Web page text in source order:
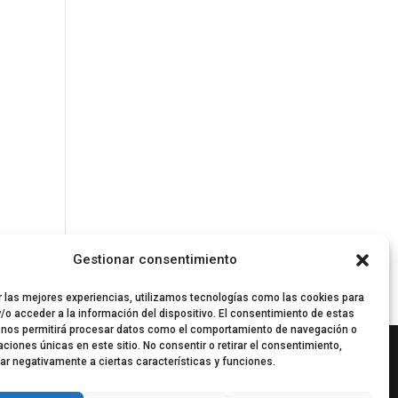
Gestionar consentimiento
las mejores experiencias, utilizamos tecnologías como las cookies para
o acceder a la información del dispositivo. El consentimiento de estas
permitirá procesar datos como el comportamiento de navegación o
únicas en este sitio. No consentir o retirar el consentimiento,
negativamente a ciertas características y funciones.